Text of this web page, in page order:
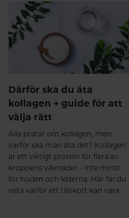
veta mer om Q10 och NAD+ och
hur du kan bibehålla hälsosamma
nivåer för ett hälsosamt åldrande.
Därför ska du äta
kollagen + guide för att
välja rätt
Alla pratar om kollagen, men
varför ska man äta det? Kollagen
är ett viktigt protein för flera av
kroppens vävnader – inte minst
för huden och lederna. Här får du
veta varför ett tillskott kan vara